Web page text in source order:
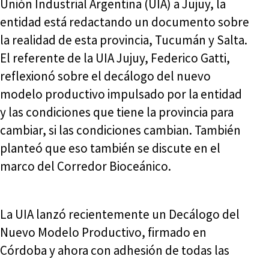
Unión Industrial Argentina (UIA) a Jujuy, la
entidad está redactando un documento sobre
la realidad de esta provincia, Tucumán y Salta.
El referente de la UIA Jujuy, Federico Gatti,
reflexionó sobre el decálogo del nuevo
modelo productivo impulsado por la entidad
y las condiciones que tiene la provincia para
cambiar, si las condiciones cambian. También
planteó que eso también se discute en el
marco del Corredor Bioceánico.
La UIA lanzó recientemente un Decálogo del
Nuevo Modelo Productivo, firmado en
Córdoba y ahora con adhesión de todas las